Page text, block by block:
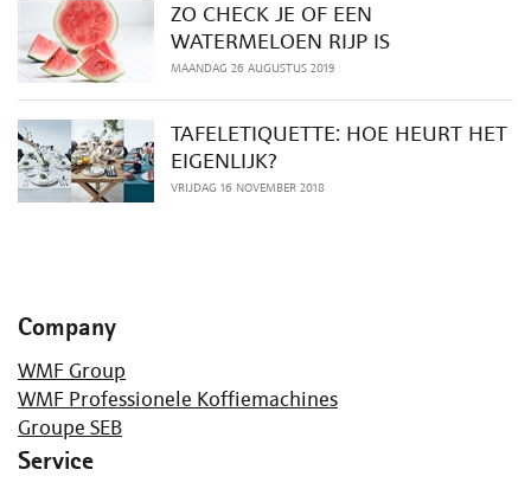
ZO CHECK JE OF EEN
WATERMELOEN RIJP IS
MAANDAG 26 AUGUSTUS 2019
TAFELETIQUETTE: HOE HEURT HET
EIGENLIJK?
VRIJDAG 16 NOVEMBER 2018
Company
WMF Group
WMF Professionele Koffiemachines
Groupe SEB
Service